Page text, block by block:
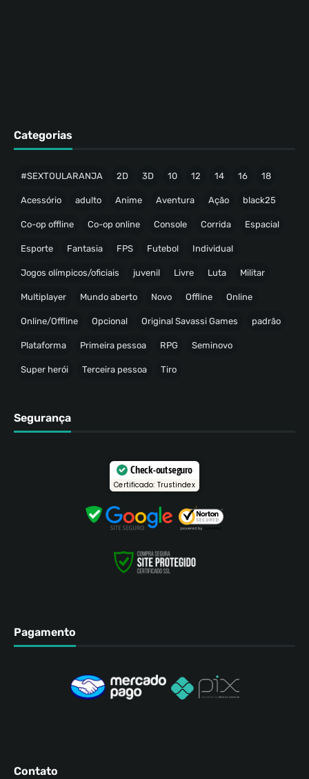
Categorias
#SEXTOULARANJA 2D 3D 10 12 14 16 18
Acessório adulto Anime Aventura Ação black25
Co-op offline Co-op online Console Corrida Espacial
Esporte Fantasia FPS Futebol Individual
Jogos olímpicos/oficiais juvenil Livre Luta Militar
Multiplayer Mundo aberto Novo Offline Online
Online/Offline Opcional Original Savassi Games padrão
Plataforma Primeira pessoa RPG Seminovo
Super herói Terceira pessoa Tiro
Segurança
Check-out seguro
Certificado: Trustindex
Pagamento
Contato